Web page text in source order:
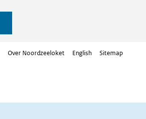
Over Noordzeeloket English Sitemap